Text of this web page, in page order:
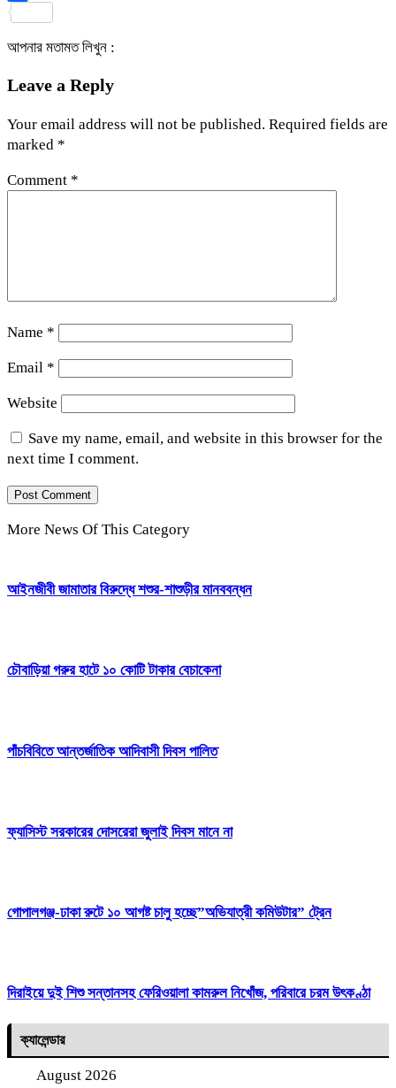
আপনার মতামত লিখুন :
Leave a Reply
Your email address will not be published. Required fields are
marked *
Comment *
Name *
Email *
Website
Save my name, email, and website in this browser for the
next time I comment.
More News Of This Category
আইনজীবী জামাতার বিরুদ্ধে শশুর-শাশুড়ীর মানববন্ধন
চৌবাড়িয়া গরুর হাটে ১০ কোটি টাকার বেচাকেনা
পাঁচবিবিতে আন্তর্জাতিক আদিবাসী দিবস পালিত
ফ্যাসিস্ট সরকারের দোসরেরা জুলাই দিবস মানে না
গোপালগঞ্জ-ঢাকা রুটে ১০ আগষ্ট চালু হচ্ছে”অভিযাত্রী কমিউটার” ট্রেন
দিরাইয়ে দুই শিশু সন্তানসহ ফেরিওয়ালা কামরুল নিখোঁজ, পরিবারে চরম উৎকণ্ঠা
ক্যালেন্ডার
August 2026